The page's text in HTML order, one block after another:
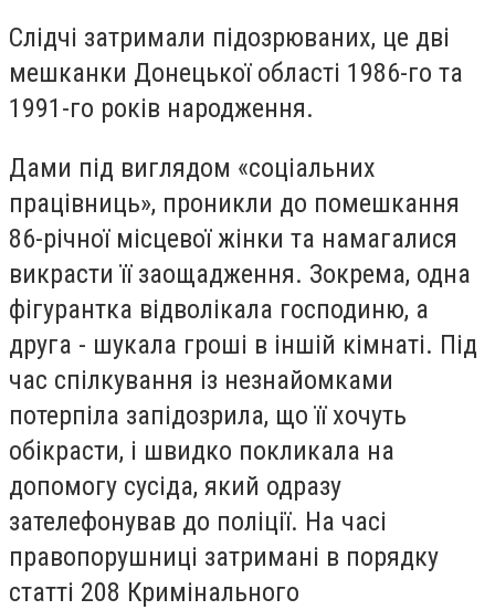
Слідчі затримали підозрюваних, це дві
мешканки Донецької області 1986-го та
1991-го років народження.
Дами під виглядом «соціальних
працівниць», проникли до помешкання
86-річної місцевої жінки та намагалися
викрасти її заощадження. Зокрема, одна
фігурантка відволікала господиню, а
друга - шукала гроші в іншій кімнаті. Під
час спілкування із незнайомками
потерпіла запідозрила, що її хочуть
обікрасти, і швидко покликала на
допомогу сусіда, який одразу
зателефонував до поліції. На часі
правопорушниці затримані в порядку
статті 208 Кримінального